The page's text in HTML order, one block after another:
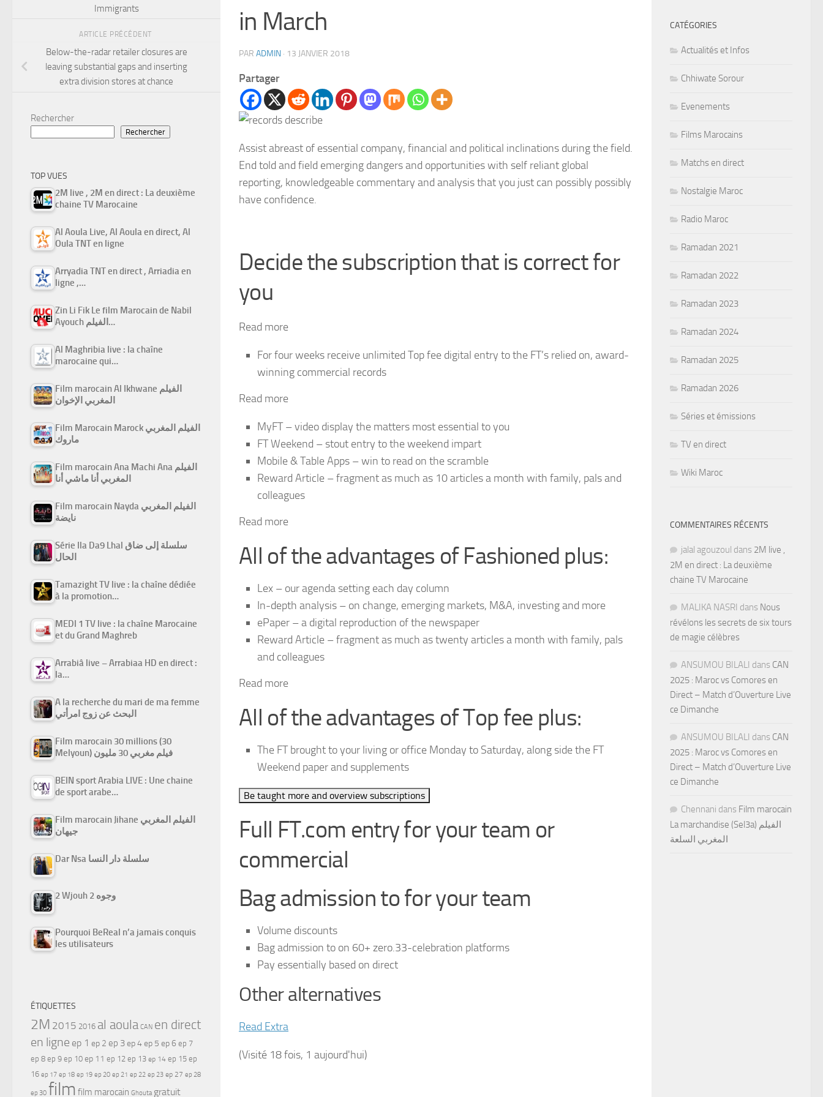
in March
PAR ADMIN · 13 JANVIER 2018
Partager
Assist abreast of essential company, financial and political inclinations during the field.
End told and field emerging dangers and opportunities with self reliant global
reporting, knowledgeable commentary and analysis that you just can possibly possibly
have confidence.
Decide the subscription that is correct for
you
Read more
For four weeks receive unlimited Top fee digital entry to the FT’s relied on, award-
winning commercial records
Read more
MyFT – video display the matters most essential to you
FT Weekend – stout entry to the weekend impart
Mobile & Table Apps – win to read on the scramble
Reward Article – fragment as much as 10 articles a month with family, pals and
colleagues
Read more
All of the advantages of Fashioned plus:
Lex – our agenda setting each day column
In-depth analysis – on change, emerging markets, M&A, investing and more
ePaper – a digital reproduction of the newspaper
Reward Article – fragment as much as twenty articles a month with family, pals
and colleagues
Read more
All of the advantages of Top fee plus:
The FT brought to your living or office Monday to Saturday, along side the FT
Weekend paper and supplements
Be taught more and overview subscriptions
Full FT.com entry for your team or
commercial
Bag admission to for your team
Volume discounts
Bag admission to on 60+ zero.33-celebration platforms
Pay essentially based on direct
Other alternatives
Read Extra
(Visité 18 fois, 1 aujourd'hui)
Immigrants
ARTICLE PRÉCÉDENT
Below-the-radar retailer closures are
leaving substantial gaps and inserting
extra division stores at chance
Rechercher
Rechercher
TOP VUES
2M live , 2M en direct : La deuxième
chaine TV Marocaine
Al Aoula Live, Al Aoula en direct, Al
Oula TNT en ligne
Arryadia TNT en direct , Arriadia en
ligne ,…
Zin Li Fik Le film Marocain de Nabil
Ayouch الفيلم…
Al Maghribia live : la chaîne
marocaine qui…
Film marocain Al Ikhwane الفيلم
المغربي الإخوان
Film Marocain Marock الفيلم المغربي
ماروك
Film marocain Ana Machi Ana الفيلم
المغربي أنا ماشي أنا
Film marocain Nayda الفيلم المغربي
نايضة
Série Ila Da9 Lhal سلسلة إلى ضاق
الحال
Tamazight TV live : la chaîne dédiée
à la promotion…
MEDI 1 TV live : la chaîne Marocaine
et du Grand Maghreb
Arrabiâ live – Arrabiaa HD en direct :
la…
A la recherche du mari de ma femme
البحث عن زوج امرأتي
Film marocain 30 millions (30
Melyoun) فيلم مغربي 30 مليون
BEIN sport Arabia LIVE : Une chaine
de sport arabe…
Film marocain Jihane الفيلم المغربي
جيهان
Dar Nsa سلسلة دار النسا
2 Wjouh 2 وجوه
Pourquoi BeReal n’a jamais conquis
les utilisateurs
ÉTIQUETTES
2M 2015 2016 al aoula CAN en direct
en ligne ep 1 ep 2 ep 3ep 4ep 5 ep 6 ep 7
ep 8 ep 9 ep 10 ep 11 ep 12 ep 13 ep 14 ep 15 ep
16 ep 17 ep 18 ep 19 ep 20 ep 21 ep 22 ep 23 ep 27 ep 28
ep 30 film film marocain Ghouta gratuit
CATÉGORIES
Actualités et Infos
Chhiwate Sorour
Evenements
Films Marocains
Matchs en direct
Nostalgie Maroc
Radio Maroc
Ramadan 2021
Ramadan 2022
Ramadan 2023
Ramadan 2024
Ramadan 2025
Ramadan 2026
Séries et émissions
TV en direct
Wiki Maroc
COMMENTAIRES RÉCENTS
jalal agouzoul dans 2M live ,
2M en direct : La deuxième
chaine TV Marocaine
MALIKA NASRI dans Nous
révélons les secrets de six tours
de magie célèbres
ANSUMOU BILALI dans CAN
2025 : Maroc vs Comores en
Direct – Match d’Ouverture Live
ce Dimanche
ANSUMOU BILALI dans CAN
2025 : Maroc vs Comores en
Direct – Match d’Ouverture Live
ce Dimanche
Chennani dans Film marocain
La marchandise (Sel3a) الفيلم
المغربي السلعة